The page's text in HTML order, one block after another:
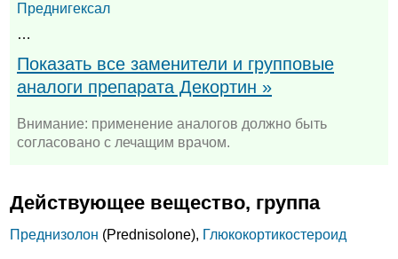
Преднигексал
…
Показать все заменители и групповые
аналоги препарата Декортин »
Внимание: применение аналогов должно быть
согласовано с лечащим врачом.
Действующее вещество, группа
Преднизолон (Prednisolone), Глюкокортикостероид